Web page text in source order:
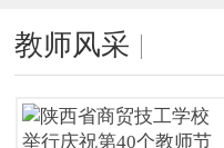
教师风采